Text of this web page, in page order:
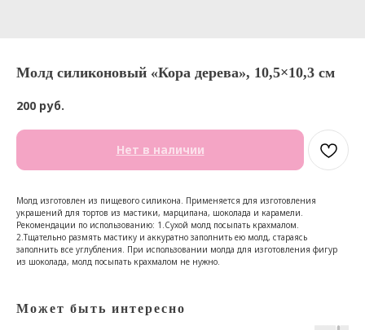
Молд силиконовый «Кора дерева», 10,5×10,3 см
200 руб.
Нет в наличии
Молд изготовлен из пищевого силикона. Применяется для изготовления
украшений для тортов из мастики, марципана, шоколада и карамели.
Рекомендации по использованию: 1.Сухой молд посыпать крахмалом.
2.Тщательно размять мастику и аккуратно заполнить ею молд, стараясь
заполнить все углубления. При использовании молда для изготовления фигур
из шоколада, молд посыпать крахмалом не нужно.
Может быть интересно